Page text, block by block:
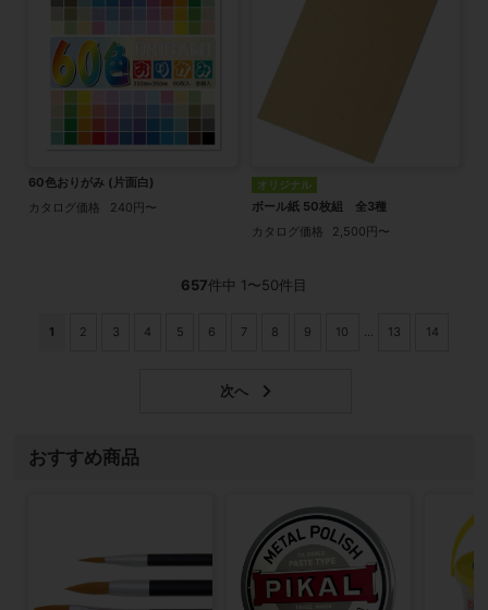
60色おりがみ (片面白)
カタログ価格
240円〜
オリジナル
ボール紙 50枚組 全3種
カタログ価格
2,500円〜
657件中 1〜50件目
1 2 3 4 5 6 7 8 9 10 ... 13 14
おすすめ商品